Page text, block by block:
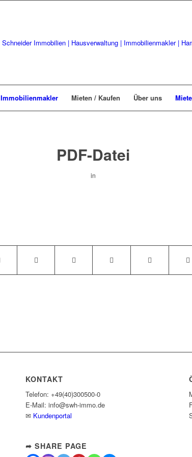
Immobilienmakler Mieten / Kaufen Über uns
PDF-Datei
in
KONTAKT
Telefon: +49(40)300500-0
E-Mail: info@swh-immo.de
✉ Kundenportal
➦ SHARE PAGE